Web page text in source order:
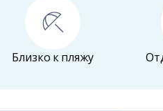
Близко к пляжу